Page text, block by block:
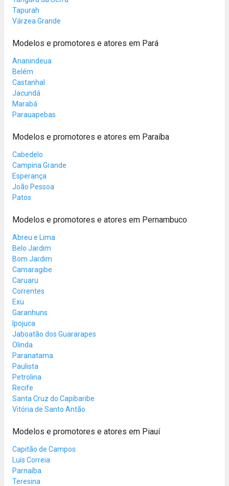
Tapurah
Várzea Grande
Modelos e promotores e atores em Pará
Ananindeua
Belém
Castanhal
Jacundá
Marabá
Parauapebas
Modelos e promotores e atores em Paraíba
Cabedelo
Campina Grande
Esperança
João Pessoa
Patos
Modelos e promotores e atores em Pernambuco
Abreu e Lima
Belo Jardim
Bom Jardim
Camaragibe
Caruaru
Correntes
Exu
Garanhuns
Ipojuca
Jaboatão dos Guararapes
Olinda
Paranatama
Paulista
Petrolina
Recife
Santa Cruz do Capibaribe
Vitória de Santo Antão
Modelos e promotores e atores em Piauí
Capitão de Campos
Luís Correia
Parnaíba
Teresina